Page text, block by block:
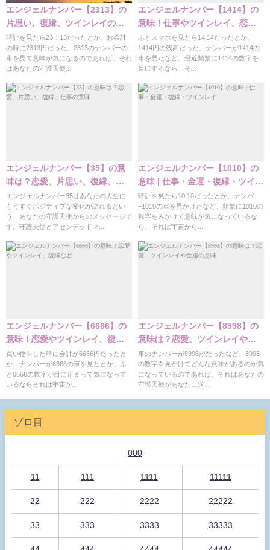
エンジェルナンバー【2313】の
片思い、復縁、ツインレイの意
味など解説
時計を見たら23：13だったとか、お会計
の時に2313円だった、2313のナンバーの
車を見て意味が気になるのであれば、それ
はあなたの守護天使...
エンジェルナンバー【1414】の
意味！仕事やツインレイ、恋愛
など解説
ふとスマホを見たら14:14だったとか、
1414円の残高だった、ナンバーが1414の
車を見たなど、最近頻繁に1414の数字を
目にするなら、そ...
エンジェルナンバー【35】の意
味は？恋愛、片思い、復縁、仕
事の意味
エンジェルナンバー35はあなたの人生に
もうすぐポジティブな変化が訪れるとい
う、あなたの守護天使からのメッセージで
す。守護天使とアセンデッドマ...
エンジェルナンバー【1010】の
意味 | 仕事・金運・復縁・ツイン
レイ
時計を見たら10:10だったとか、ナンバ
−1010の車を見かけたなど、頻繁に1010の
数字をみかけて意味が気になっているな
ら、それは宇宙から...
エンジェルナンバー【6666】の
意味！恋愛やツインレイ、復縁
など
買い物をした時に会計が6666円だったと
か、ナンバーが6666の車を見たとか、ふ
と6666の数字が目に止まって気になって
いるならそれは宇宙か...
エンジェルナンバー【8998】の
意味は？恋愛、ツインレイや金
運の意味
車のナンバーが8998がだったなど、8998
の数字を見かけてどんな意味があるのか気
になっているのであれば、それはあなたの
守護天使があなたに送...
ゾロ目
000
11 111 1111 11111
22 222 2222 22222
33 333 3333 33333